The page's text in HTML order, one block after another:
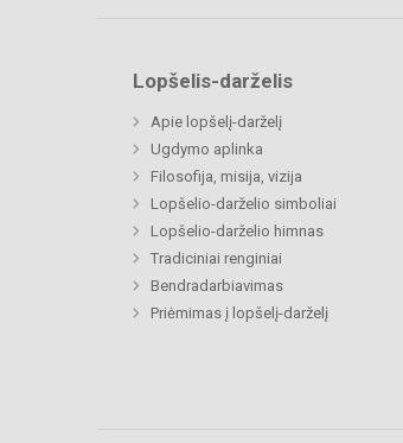
Lopšelis-darželis
Apie lopšelį-darželį
Ugdymo aplinka
Filosofija, misija, vizija
Lopšelio-darželio simboliai
Lopšelio-darželio himnas
Tradiciniai renginiai
Bendradarbiavimas
Priėmimas į lopšelį-darželį